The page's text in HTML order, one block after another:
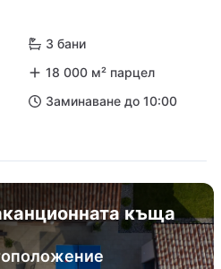
3 бани
18 000 м² парцел
Заминаване до 10:00
къща